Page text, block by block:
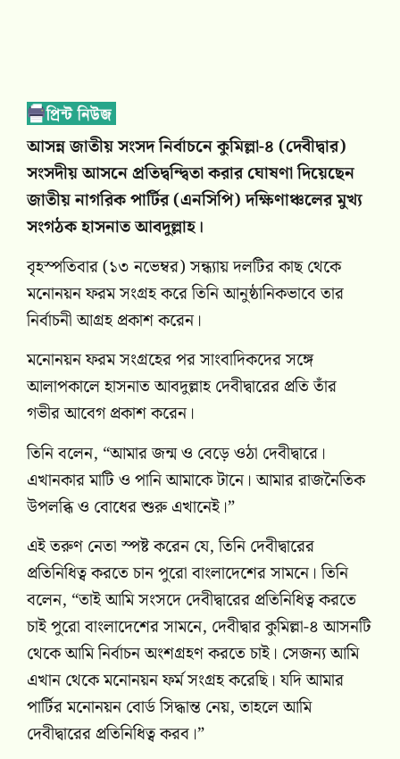
আসন্ন জাতীয় সংসদ নির্বাচনে কুমিল্লা-৪ (দেবীদ্বার)
সংসদীয় আসনে প্রতিদ্বন্দ্বিতা করার ঘোষণা দিয়েছেন
জাতীয় নাগরিক পার্টির (এনসিপি) দক্ষিণাঞ্চলের মুখ্য
সংগঠক হাসনাত আবদুল্লাহ।
বৃহস্পতিবার (১৩ নভেম্বর) সন্ধ্যায় দলটির কাছ থেকে
মনোনয়ন ফরম সংগ্রহ করে তিনি আনুষ্ঠানিকভাবে তার
নির্বাচনী আগ্রহ প্রকাশ করেন।
মনোনয়ন ফরম সংগ্রহের পর সাংবাদিকদের সঙ্গে
আলাপকালে হাসনাত আবদুল্লাহ দেবীদ্বারের প্রতি তাঁর
গভীর আবেগ প্রকাশ করেন।
তিনি বলেন, “আমার জন্ম ও বেড়ে ওঠা দেবীদ্বারে।
এখানকার মাটি ও পানি আমাকে টানে। আমার রাজনৈতিক
উপলব্ধি ও বোধের শুরু এখানেই।”
এই তরুণ নেতা স্পষ্ট করেন যে, তিনি দেবীদ্বারের
প্রতিনিধিত্ব করতে চান পুরো বাংলাদেশের সামনে। তিনি
বলেন, “তাই আমি সংসদে দেবীদ্বারের প্রতিনিধিত্ব করতে
চাই পুরো বাংলাদেশের সামনে, দেবীদ্বার কুমিল্লা-৪ আসনটি
থেকে আমি নির্বাচন অংশগ্রহণ করতে চাই। সেজন্য আমি
এখান থেকে মনোনয়ন ফর্ম সংগ্রহ করেছি। যদি আমার
পার্টির মনোনয়ন বোর্ড সিদ্ধান্ত নেয়, তাহলে আমি
দেবীদ্বারের প্রতিনিধিত্ব করব।”